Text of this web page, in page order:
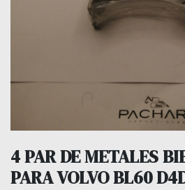
4 PAR DE METALES
PARA VOLVO BL60